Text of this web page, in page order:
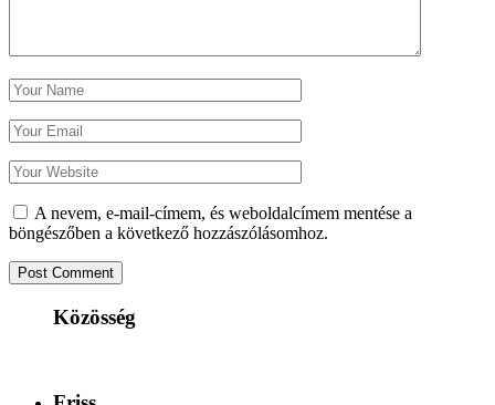
A nevem, e-mail-címem, és weboldalcímem mentése a
böngészőben a következő hozzászólásomhoz.
Közösség